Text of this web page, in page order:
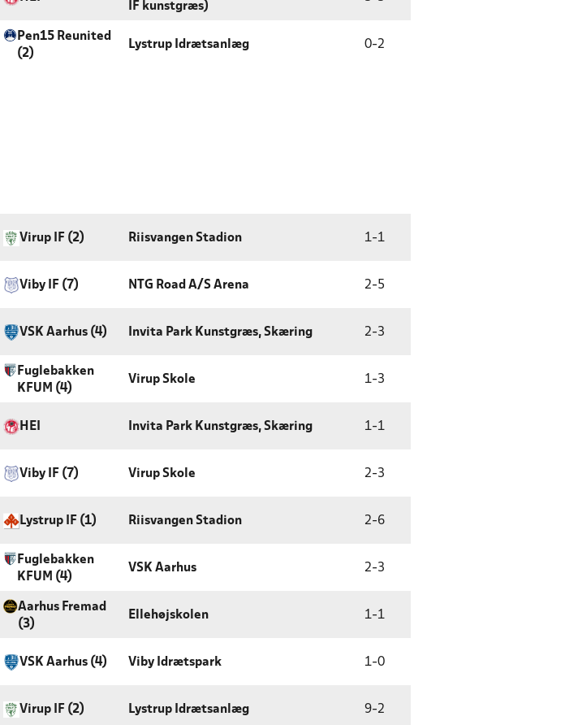
IF kunstgræs)
Pen15 Reunited
(2)
Lystrup Idrætsanlæg 0-2
Virup IF (2) Riisvangen Stadion 1-1
Viby IF (7) NTG Road A/S Arena 2-5
VSK Aarhus (4) Invita Park Kunstgræs, Skæring 2-3
Fuglebakken
KFUM (4)
Virup Skole 1-3
HEI Invita Park Kunstgræs, Skæring 1-1
Viby IF (7) Virup Skole 2-3
Lystrup IF (1) Riisvangen Stadion 2-6
Fuglebakken
KFUM (4)
VSK Aarhus 2-3
Aarhus Fremad
(3)
Ellehøjskolen 1-1
VSK Aarhus (4) Viby Idrætspark 1-0
Virup IF (2) Lystrup Idrætsanlæg 9-2